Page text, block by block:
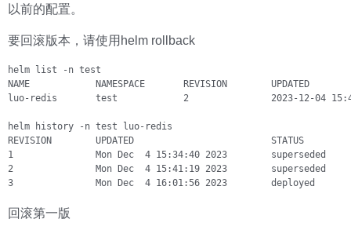
以前的配置。
要回滚版本，请使用helm rollback
helm list -n test
NAME            NAMESPACE       REVISION
luo-redis       test            2               2023-12-04
helm history -n test luo-redis
REVISION        UPDATED                         STATUS
1               Mon Dec  4 15:34:40 2023        superseded
2               Mon Dec  4 15:41:19 2023        superseded
3               Mon Dec  4 16:01:56 2023        deployed
回滚第一版